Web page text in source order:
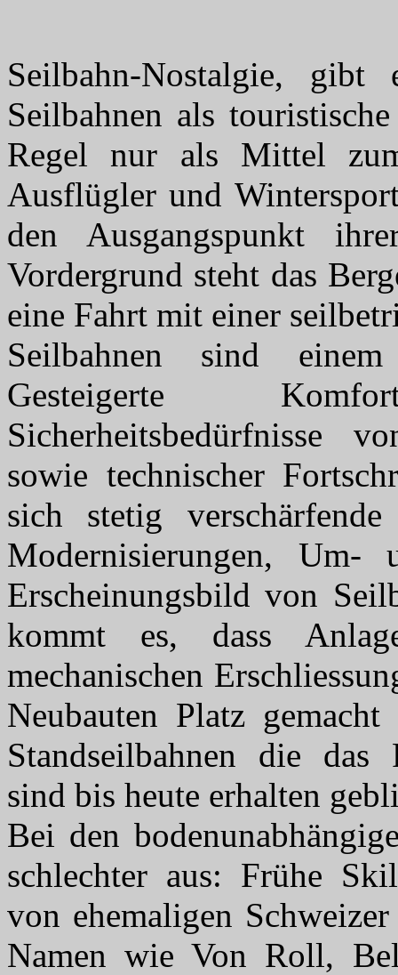
Seilbahn-Nostalgie,
Seilbahnen als
Regel nur als Mittel
Ausflügler und
den Ausgangspunkt
Vordergrund steht das
eine Fahrt mit einer
Seilbahnen sind
Gesteigerte
Sicherheitsbedürfnisse
sowie technischer
sich stetig verschärfende
Modernisierungen,
Erscheinungsbild von
kommt es, dass
mechanischen
Neubauten Platz
Standseilbahnen die
sind bis heute erhalten
Bei den
schlechter aus: Frühe
von ehemaligen
Namen wie Von Roll,